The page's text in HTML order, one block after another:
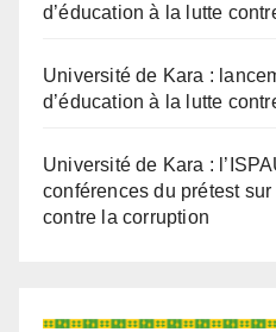
d’éducation à la lutte
Université de Kara :
d’éducation à la lutte
Université de Kara :
conférences du prétest sur
contre la corruption